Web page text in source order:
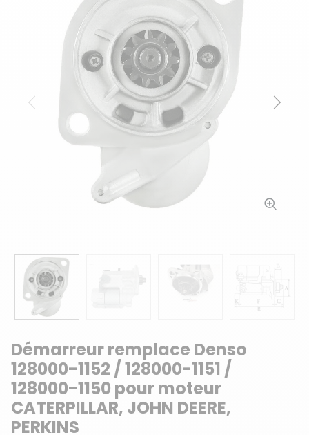
Précédent
Démarreur remplace Denso
128000-1152 / 128000-1151 /
128000-1150 pour moteur
CATERPILLAR, JOHN DEERE,
PERKINS